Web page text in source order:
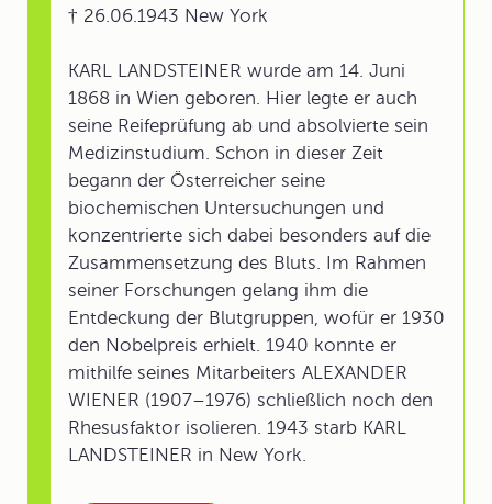
† 26.06.1943 New York
KARL LANDSTEINER wurde am 14. Juni
1868 in Wien geboren. Hier legte er auch
seine Reifeprüfung ab und absolvierte sein
Medizinstudium. Schon in dieser Zeit
begann der Österreicher seine
biochemischen Untersuchungen und
konzentrierte sich dabei besonders auf die
Zusammensetzung des Bluts. Im Rahmen
seiner Forschungen gelang ihm die
Entdeckung der Blutgruppen, wofür er 1930
den Nobelpreis erhielt. 1940 konnte er
mithilfe seines Mitarbeiters ALEXANDER
WIENER (1907–1976) schließlich noch den
Rhesusfaktor isolieren. 1943 starb KARL
LANDSTEINER in New York.